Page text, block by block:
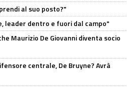
al suo posto?"
leader dentro e fuori dal campo"
Maurizio De Giovanni diventa socio
centrale, De Bruyne? Avrà